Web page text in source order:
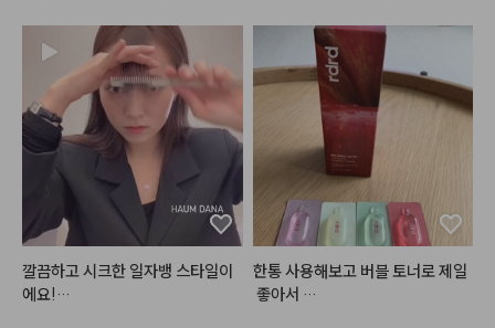
보려구요 ~! ㅎㅎ 👍
ㅋㅋ.. 게다가 심플리웍스가 늘 아
쉬운 점은 가격이.. ㅎㅎㅜㅜ 가격
이 비싸요.. 할인 좀 팍팍 부탁드릴
거품이 도톰하게 나는데 요게 손등
을 확 감싸줘서 좋은 성분이 쓱쓱
흡수되는 것 같은 기분이 들어요!
씻고나면 건조한 느낌없이 아주 아
주 만족스러운 제품입니다!!!! 글고
화장실에 두기에도 예뻐요 ㅎㅎ
건조함없이 향좋은 (인위적인향X)
핸드워시 찾으시는 분들께 강추합
니다!!!
#헤메코리뷰어
깔끔하고 시크한 일자뱅 스타일이
에요!
한통 사용해보고 버블 토너로 제일
좋아서